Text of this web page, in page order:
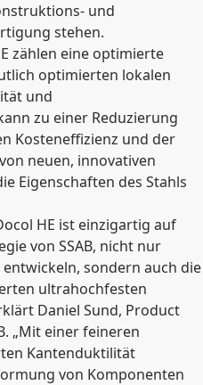
und
stehen.
zählen eine optimierte
optimierten lokalen
und
zu einer Reduzierung
Kosteneffizienz und der
neuen, innovativen
Eigenschaften des Stahls
HE ist einzigartig auf
von SSAB, nicht nur
sondern auch die
ultrahochfesten
Daniel Sund, Product
„Mit einer feineren
Kantenduktilität
von Komponenten